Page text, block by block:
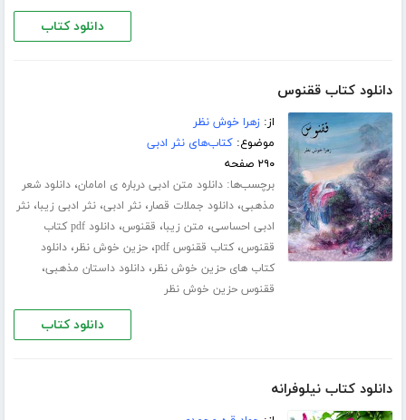
دانلود کتاب
دانلود کتاب ققنوس
از:زهرا خوش نظر
موضوع:کتاب‌های نثر ادبی
۲۹۰ صفحه
برچسب‌ها:دانلود متن ادبی درباره ی امامان،دانلود شعر
مذهبی،دانلود جملات قصار،نثر ادبی،نثر ادبی زیبا،نثر
ادبی احساسی، متن زیبا، ققنوس،
دانلود pdf کتاب
ققنوس،کتاب ققنوس pdf ،حزین خوش نظر،دانلود
کتاب های حزین خوش نظر،دانلود داستان مذهبی،
ققنوس حزین خوش نظر
دانلود کتاب
دانلود کتاب نیلوفرانه